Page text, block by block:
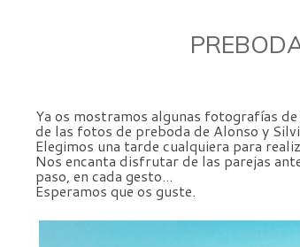
Ya os mostramos algunas fotografías
de las fotos de preboda de Alonso y
Elegimos una tarde cualquiera para
Nos encanta disfrutar de las parejas
paso, en cada gesto...
Esperamos que os guste.